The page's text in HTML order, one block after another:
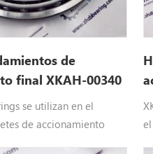
de
final XKAH-00340
se utilizan en el
de accionamiento